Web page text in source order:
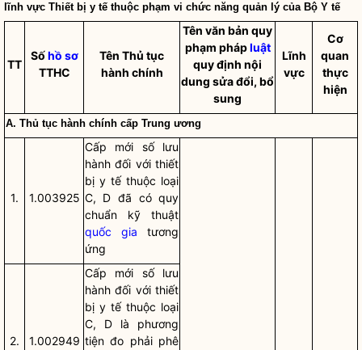
lĩnh vực Thiết bị y tế thuộc phạm vi chức năng quản lý của Bộ Y tế
TT
Sốhồ sơ
TTHC
Tên Thủ tục
hành chính
Tên văn bản quy
phạm phápluật
quy định nội
dung sửa đổi, bổ
sung
Lĩnh
vực
Cơ
quan
thực
hiện
A. Thủ tục hành chínhcấp Trung ương
1. 1.003925
Cấp mới số lưu
hành đối với thiết
bị y tế thuộc loại
C, D đã có quy
chuẩn kỹ thuật
quốc gia tương
ứng
2. 1.002949
Cấp mới số lưu
hành đối với thiết
bị y tế thuộc loại
C, D là phương
tiện đo phải phê